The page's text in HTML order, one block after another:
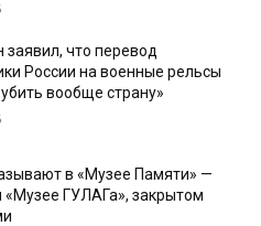
заявил, что перевод
России на военные рельсы
вообще страну»
в «Музее Памяти» —
ГУЛАГа», закрытом